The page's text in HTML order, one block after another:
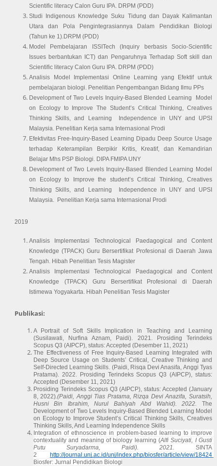
Scientific literacy Calon Guru IPA. DRPM (PDD)
Studi Indigenous Knowledge Suku Tidung dan Dayak Kalimantan
Utara dan Pola Pengintegrasiannya Dalam Pendidikan Biologi
(Tahun ke 1).DRPM (PDD)
Model Pembelajaran ISSITech (Inquiry berbasis Socio-Scientific
Issues berbantukan ICT) dan Pengaruhnya Terhadap Soft skill dan
Scientific literacy Calon Guru IPA. DRPM (PDD)
Analisis Model Implementasi Online Learning yang Efektif untuk
pembelajaran biologi. Penelitian Pengembangan Bidang Ilmu PPs
Development of Two Levels Inquiry-Based Blended Learning  Model
on Ecology to Improve The Student’s Critical Thinking, Creatives
Thinking Skills, and Learning  Independence in UNY and UPSI
Malaysia. Penelitian Kerja sama Internasional Prodi
Efektivitas Free-Inquiry-Based Learning Dipadu Deep Source Usage
terhadap Keterampilan Berpikir Kritis, Kreatif, dan Kemandirian
Belajar Mhs PSP Biologi. DIPA FMIPA UNY
Development of Two Levels Inquiry-Based Blended Learning Model
on Ecology to Improve the student’s Critical Thinking, Creatives
Thinking Skills, and Learning  Independence in UNY and UPSI
Malaysia. Penelitian Kerja sama Internasional Prodi
2019
Analisis Implementasi Technological Paedagogical and Content
Knowledge (TPACK) Guru Bersertifikat Profesional di Daerah Jawa
Tengah. Hibah Penelitian Tesis Magister
Analisis Implementasi Technological Paedagogical and Content
Knowledge (TPACK) Guru Bersertifikat Profesional di Daerah
Istimewa Yogyakarta. Hibah Penelitian Tesis Magister
Publikasi:
A Portrait of Soft Skills Implication in Teaching and
Learning
(Susilawati, Nurfina Aznam, Paidi). 2021.
Prosiding Terindeks
Scopus Q3 (AIPCP), status: Accepted (Desember 11, 2021)
The Effectiveness of Free Inquiry-Based Learning Integrated with
Deep Source Usage on Students’ Critical, Creative Thinking and
Self-Directed Learning Skills. (Paidi, Risqa Devi Anasifa, Anggi Tyas
Pratama). 2022. Prosiding Terindeks Scopus Q3 (AIPCP), status:
Accepted (Desember 11, 2021)
Prosiding Terindeks Scopus Q3 (AIPCP), status: Accepted (January
8, 2022).(Paidi, Anggi Tias Pratama, Rizqa Devi Anazifa, Suratsih,
Husni Bin Ibrahim, Nurul Bahiyah Abd Wahid). 2022. The
Development of Two Levels Inquiry-Based Blended Learning Model
on Ecology to Improve Student’s Critical Thinking Skills, Creatives
Thinking Skills, And Learning Independence Skills
Integration of ethnoscience in problem-based learning to improve
contextuality and meaning of biology learning (Alfi Suciyati, I Gusti
Putu Suryadarma, Paidi). 2021.
SINTA
2
http://journal.unj.ac.id/unj/index.php/biosfer/article/view/18424
Biosfer: Jurnal Pendidikan Biologi